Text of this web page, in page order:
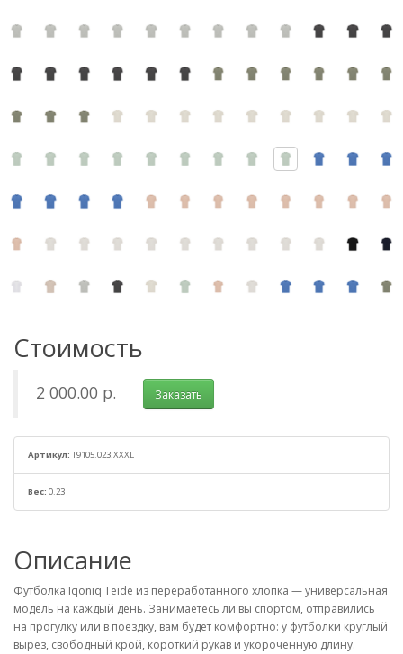
Стоимость
2 000.00 р. Заказать
Артикул: T9105.023.XXXL
Вес: 0.23
Описание
Футболка Iqoniq Teide из переработанного хлопка — универсальная
модель на каждый день. Занимаетесь ли вы спортом, отправились
на прогулку или в поездку, вам будет комфортно: у футболки круглый
вырез, свободный крой, короткий рукав и укороченную длину.